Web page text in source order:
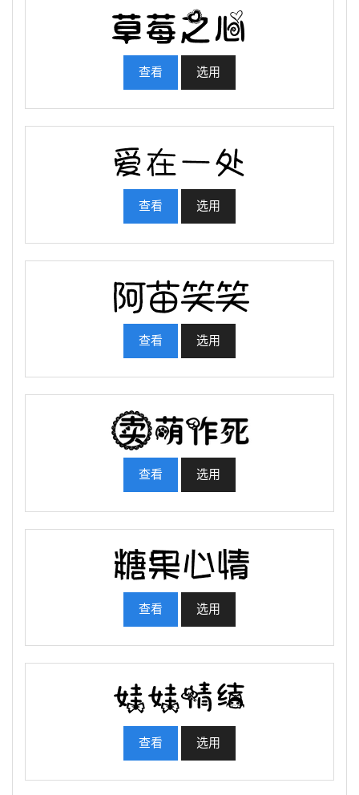
查看 选用
查看 选用
查看 选用
查看 选用
查看 选用
查看 选用